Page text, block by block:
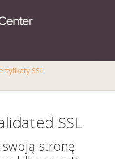
SSL
SSL
stronę